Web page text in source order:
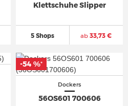
Klettschuhe Slipper
5 Shops ab 33,73 €
Dockers
56OS601 700606
-54 %*